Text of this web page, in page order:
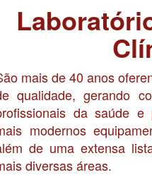
mais de 40 anos
qualidade, gerando
da saúde e
modernos
de uma extensa
diversas áreas.